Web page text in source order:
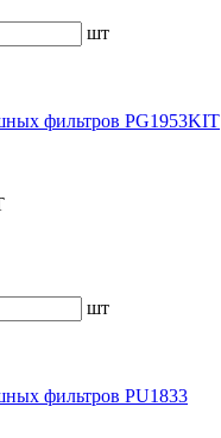
шт
фильтров PG1953KIT
шт
фильтров PU1833